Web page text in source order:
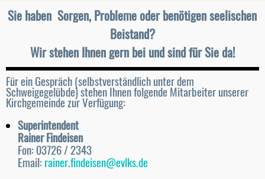
Menü überspringen
Sie haben Sorgen, Probleme oder benötigen seelischen
Beistand?
Wir stehen Ihnen gern bei und sind für Sie da!
Für ein Gespräch (selbstverständlich unter dem
Schweigegelübde) stehen Ihnen folgende Mitarbeiter unserer
Kirchgemeinde zur Verfügung:
Superintendent
Rainer Findeisen
Fon: 03726 / 2343
Email: rainer.findeisen@evlks.de